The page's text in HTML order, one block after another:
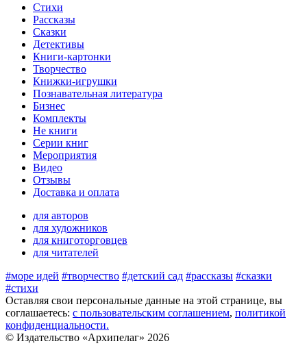
Стихи
Рассказы
Сказки
Детективы
Книги-картонки
Творчество
Книжки-игрушки
Познавательная литература
Бизнес
Комплекты
Не книги
Серии книг
Мероприятия
Видео
Отзывы
Доставка и оплата
для авторов
для художников
для книготорговцев
для читателей
#море идей #творчество #детский сад #рассказы #сказки
#стихи
Оставляя свои персональные данные на этой странице, вы
соглашаетесь: c пользовательским соглашением, политикой
конфиденциальности.
© Издательство «Архипелаг» 2026